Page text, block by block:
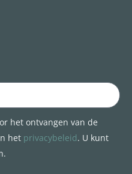
het ontvangen van de
het privacybeleid. U kunt